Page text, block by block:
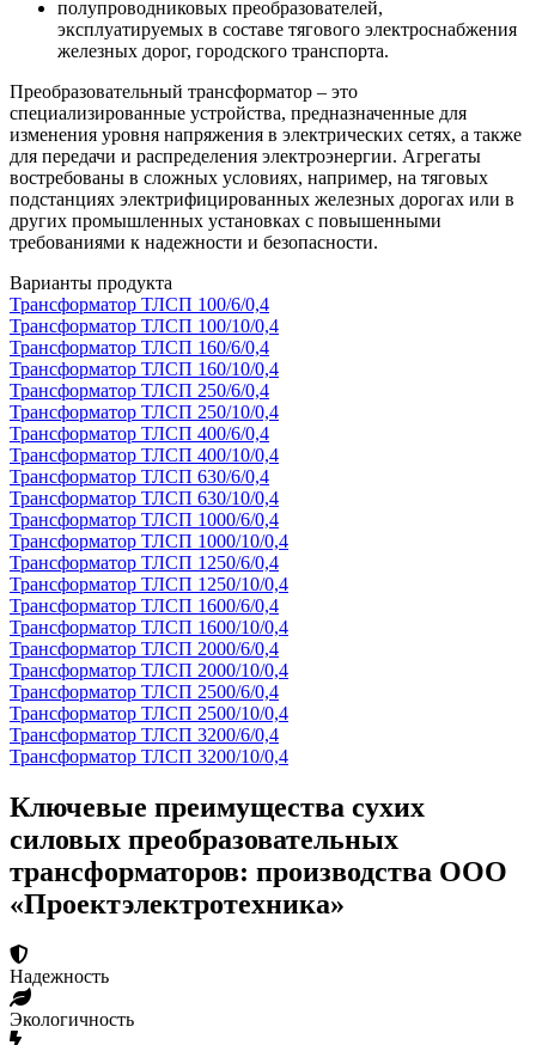
полупроводниковых преобразователей,
эксплуатируемых в составе тягового электроснабжения
железных дорог, городского транспорта.
Преобразовательный трансформатор – это
специализированные устройства, предназначенные для
изменения уровня напряжения в электрических сетях, а также
для передачи и распределения электроэнергии. Агрегаты
востребованы в сложных условиях, например, на тяговых
подстанциях электрифицированных железных дорогах или в
других промышленных установках с повышенными
требованиями к надежности и безопасности.
Варианты продукта
Трансформатор ТЛСП 100/6/0,4
Трансформатор ТЛСП 100/10/0,4
Трансформатор ТЛСП 160/6/0,4
Трансформатор ТЛСП 160/10/0,4
Трансформатор ТЛСП 250/6/0,4
Трансформатор ТЛСП 250/10/0,4
Трансформатор ТЛСП 400/6/0,4
Трансформатор ТЛСП 400/10/0,4
Трансформатор ТЛСП 630/6/0,4
Трансформатор ТЛСП 630/10/0,4
Трансформатор ТЛСП 1000/6/0,4
Трансформатор ТЛСП 1000/10/0,4
Трансформатор ТЛСП 1250/6/0,4
Трансформатор ТЛСП 1250/10/0,4
Трансформатор ТЛСП 1600/6/0,4
Трансформатор ТЛСП 1600/10/0,4
Трансформатор ТЛСП 2000/6/0,4
Трансформатор ТЛСП 2000/10/0,4
Трансформатор ТЛСП 2500/6/0,4
Трансформатор ТЛСП 2500/10/0,4
Трансформатор ТЛСП 3200/6/0,4
Трансформатор ТЛСП 3200/10/0,4
Ключевые преимущества сухих
силовых преобразовательных
трансформаторов: производства ООО
«Проектэлектротехника»
Надежность
Экологичность